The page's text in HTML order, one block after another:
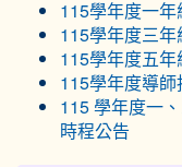
115學年度一年
115學年度三年
115學年度五年
115學年度導師
115 學年度一
時程公告